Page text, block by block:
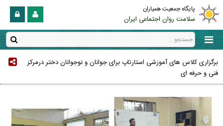
پایگاه جمعیت همیاران
سلامت روان اجتماعی ایران
برگزاری کلاس های آموزشی استارتاپ برای جوانان و نوجوانان دختر درمرکز
فنی و حرفه ای